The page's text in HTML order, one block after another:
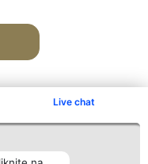
Live chat
Kontakt